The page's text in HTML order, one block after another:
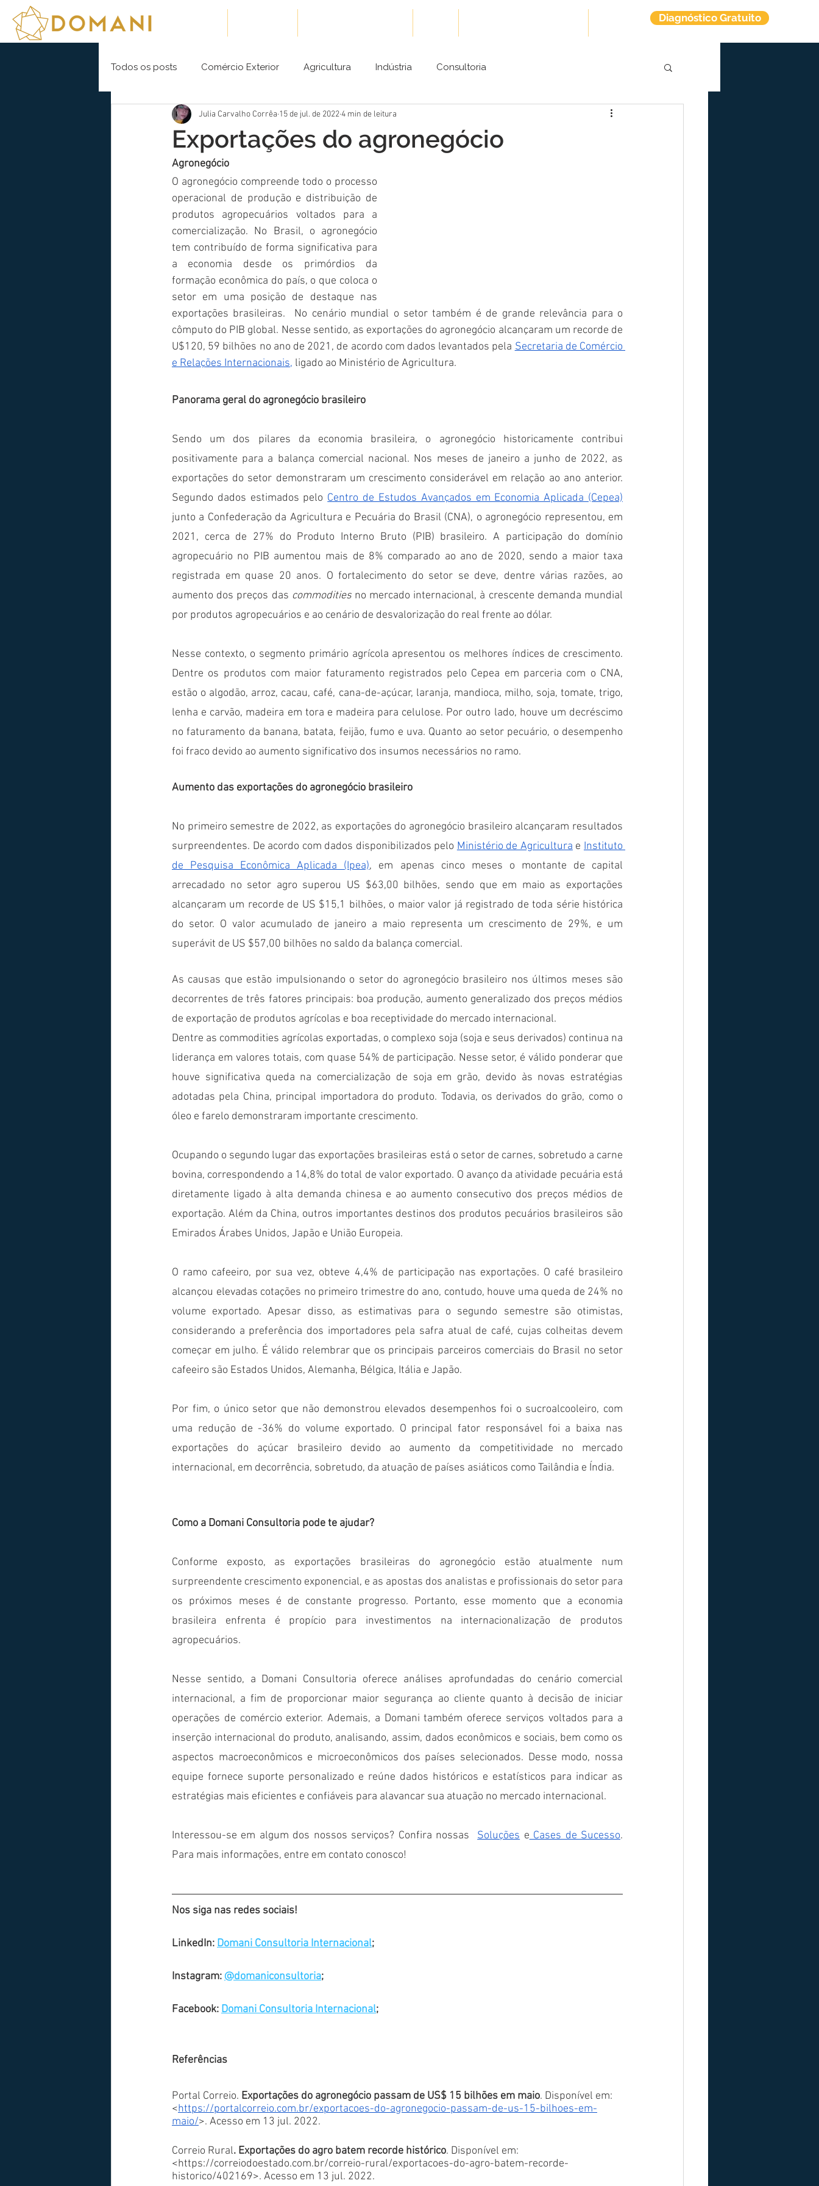
Diagnóstico Gratuito
Todos os posts Comércio Exterior Agricultura Indústria Consultoria
Exportações do agronegócio
Julia Carvalho Corrêa 15 de jul. de 20224 min de leitura
Agronegócio
O agronegócio compreende todo o processo
operacional de produção e distribuição de
produtos agropecuários voltados para a
comercialização. No Brasil, o agronegócio
tem contribuído de forma significativa para
a economia desde os primórdios da
formação econômica do país, o que coloca o
setor em uma posição de destaque nas
exportações brasileiras.  No cenário mundial o setor também é de grande relevância para o
cômputo do PIB global. Nesse sentido, as exportações do agronegócio alcançaram um recorde de
U$120, 59 bilhões no ano de 2021, de acordo com dados levantados pela Secretaria de Comércio
e Relações Internacionais, ligado ao Ministério de Agricultura.
Panorama geral do agronegócio brasileiro
Sendo um dos pilares da economia brasileira, o agronegócio historicamente contribui
positivamente para a balança comercial nacional. Nos meses de janeiro a junho de 2022, as
exportações do setor demonstraram um crescimento considerável em relação ao ano anterior.
Segundo dados estimados pelo Centro de Estudos Avançados em Economia Aplicada (Cepea)
junto a Confederação da Agricultura e Pecuária do Brasil (CNA), o agronegócio representou, em
2021, cerca de 27% do Produto Interno Bruto (PIB) brasileiro. A participação do domínio
agropecuário no PIB aumentou mais de 8% comparado ao ano de 2020, sendo a maior taxa
registrada em quase 20 anos. O fortalecimento do setor se deve, dentre várias razões, ao
aumento dos preços das commodities no mercado internacional, à crescente demanda mundial
por produtos agropecuários e ao cenário de desvalorização do real frente ao dólar.
Nesse contexto, o segmento primário agrícola apresentou os melhores índices de crescimento.
Dentre os produtos com maior faturamento registrados pelo Cepea em parceria com o CNA,
estão o algodão, arroz, cacau, café, cana-de-açúcar, laranja, mandioca, milho, soja, tomate, trigo,
lenha e carvão, madeira em tora e madeira para celulose. Por outro lado, houve um decréscimo
no faturamento da banana, batata, feijão, fumo e uva. Quanto ao setor pecuário, o desempenho
foi fraco devido ao aumento significativo dos insumos necessários no ramo.
Aumento das exportações do agronegócio brasileiro
No primeiro semestre de 2022, as exportações do agronegócio brasileiro alcançaram resultados
surpreendentes. De acordo com dados disponibilizados pelo Ministério de Agricultura e Instituto
de Pesquisa Econômica Aplicada (Ipea), em apenas cinco meses o montante de capital
arrecadado no setor agro superou US $63,00 bilhões, sendo que em maio as exportações
alcançaram um recorde de US $15,1 bilhões, o maior valor já registrado de toda série histórica
do setor. O valor acumulado de janeiro a maio representa um crescimento de 29%, e um
superávit de US $57,00 bilhões no saldo da balança comercial.
As causas que estão impulsionando o setor do agronegócio brasileiro nos últimos meses são
decorrentes de três fatores principais: boa produção, aumento generalizado dos preços médios
de exportação de produtos agrícolas e boa receptividade do mercado internacional.
Dentre as commodities agrícolas exportadas, o complexo soja (soja e seus derivados) continua na
liderança em valores totais, com quase 54% de participação. Nesse setor, é válido ponderar que
houve significativa queda na comercialização de soja em grão, devido às novas estratégias
adotadas pela China, principal importadora do produto. Todavia, os derivados do grão, como o
óleo e farelo demonstraram importante crescimento.
Ocupando o segundo lugar das exportações brasileiras está o setor de carnes, sobretudo a carne
bovina, correspondendo a 14,8% do total de valor exportado. O avanço da atividade pecuária está
diretamente ligado à alta demanda chinesa e ao aumento consecutivo dos preços médios de
exportação. Além da China, outros importantes destinos dos produtos pecuários brasileiros são
Emirados Árabes Unidos, Japão e União Europeia.
O ramo cafeeiro, por sua vez, obteve 4,4% de participação nas exportações. O café brasileiro
alcançou elevadas cotações no primeiro trimestre do ano, contudo, houve uma queda de 24% no
volume exportado. Apesar disso, as estimativas para o segundo semestre são otimistas,
considerando a preferência dos importadores pela safra atual de café, cujas colheitas devem
começar em julho. É válido relembrar que os principais parceiros comerciais do Brasil no setor
cafeeiro são Estados Unidos, Alemanha, Bélgica, Itália e Japão.
Por fim, o único setor que não demonstrou elevados desempenhos foi o sucroalcooleiro, com
uma redução de -36% do volume exportado. O principal fator responsável foi a baixa nas
exportações do açúcar brasileiro devido ao aumento da competitividade no mercado
internacional, em decorrência, sobretudo, da atuação de países asiáticos como Tailândia e Índia.
Como a Domani Consultoria pode te ajudar?
Conforme exposto, as exportações brasileiras do agronegócio estão atualmente num
surpreendente crescimento exponencial, e as apostas dos analistas e profissionais do setor para
os próximos meses é de constante progresso. Portanto, esse momento que a economia
brasileira enfrenta é propício para investimentos na internacionalização de produtos
agropecuários.
Nesse sentido, a Domani Consultoria oferece análises aprofundadas do cenário comercial
internacional, a fim de proporcionar maior segurança ao cliente quanto à decisão de iniciar
operações de comércio exterior. Ademais, a Domani também oferece serviços voltados para a
inserção internacional do produto, analisando, assim, dados econômicos e sociais, bem como os
aspectos macroeconômicos e microeconômicos dos países selecionados. Desse modo, nossa
equipe fornece suporte personalizado e reúne dados históricos e estatísticos para indicar as
estratégias mais eficientes e confiáveis para alavancar sua atuação no mercado internacional.
Interessou-se em algum dos nossos serviços? Confira nossas Soluções e Cases de Sucesso.
Para mais informações, entre em contato conosco!
Nos siga nas redes sociais!
LinkedIn: Domani Consultoria Internacional;
Instagram: @domaniconsultoria;
Facebook: Domani Consultoria Internacional;
Referências
Portal Correio. Exportações do agronegócio passam de US$ 15 bilhões em maio. Disponível em:
<https://portalcorreio.com.br/exportacoes-do-agronegocio-passam-de-us-15-bilhoes-em-
maio/>. Acesso em 13 jul. 2022.
Correio Rural. Exportações do agro batem recorde histórico. Disponível em:
<https://correiodoestado.com.br/correio-rural/exportacoes-do-agro-batem-recorde-
historico/402169>. Acesso em 13 jul. 2022.